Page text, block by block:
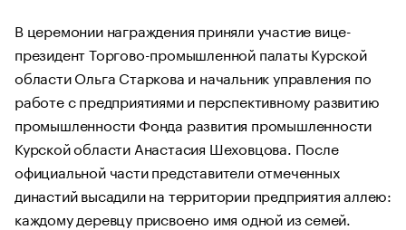
В церемонии награждения приняли участие вице-
президент Торгово-промышленной палаты Курской
области Ольга Старкова и начальник управления по
работе с предприятиями и перспективному развитию
промышленности Фонда развития промышленности
Курской области Анастасия Шеховцова. После
официальной части представители отмеченных
династий высадили на территории предприятия аллею:
каждому деревцу присвоено имя одной из семей.